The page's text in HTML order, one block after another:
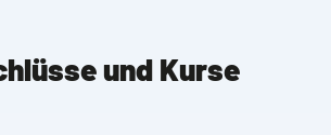
und Kurse